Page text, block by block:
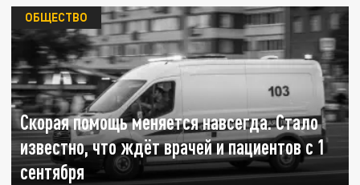
Скорая помощь меняется навсегда. Стало
известно, что ждёт врачей и пациентов с 1
сентября
ОБЩЕСТВО